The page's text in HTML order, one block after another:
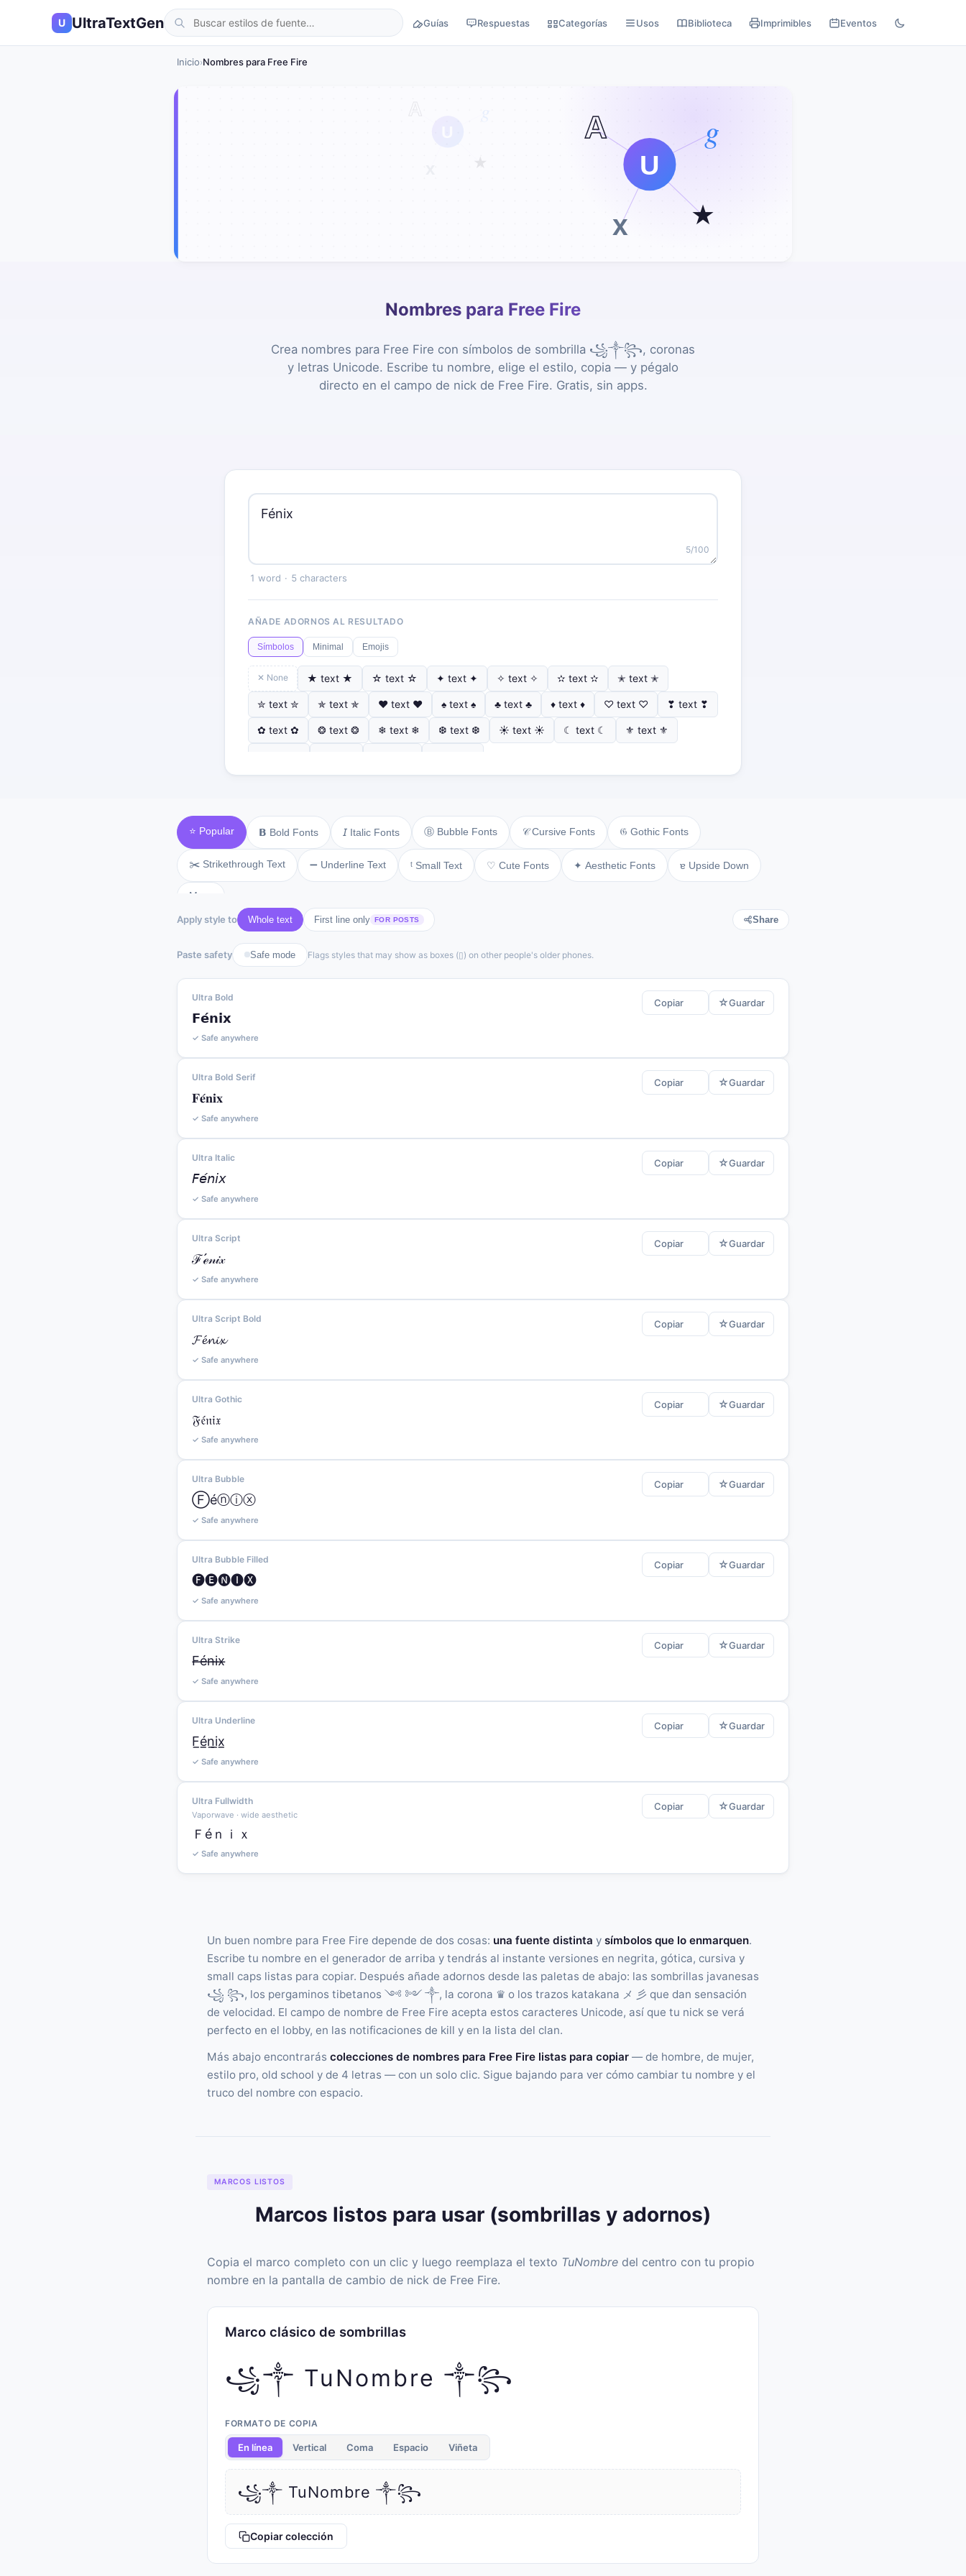
U UltraTextGen Guías Respuestas Categorías Usos Biblioteca Imprimibles Eventos
Inicio›Nombres para Free Fire
Nombres para Free Fire
Crea nombres para Free Fire con símbolos de sombrilla ꧁༒꧂, coronas
y letras Unicode. Escribe tu nombre, elige el estilo, copia — y pégalo
directo en el campo de nick de Free Fire. Gratis, sin apps.
5/100
1 word · 5 characters
AÑADE ADORNOS AL RESULTADO
Símbolos Minimal Emojis
✕ None ★ text ★ ☆ text ☆ ✦ text ✦ ✧ text ✧ ✫ text ✫ ✭ text ✭
✮ text ✮ ✯ text ✯ ♥ text ♥ ♠ text ♠ ♣ text ♣ ♦ text ♦ ♡ text ♡ ❣ text ❣
✿ text ✿ ❂ text ❂ ❄ text ❄ ❆ text ❆ ☀ text ☀ ☾ text ☾ ⚜ text ⚜
⭐ Popular 𝗕 Bold Fonts 𝘐 Italic Fonts Ⓑ Bubble Fonts 𝒞 Cursive Fonts 𝔊 Gothic Fonts
✂️ Strikethrough Text ➖ Underline Text ᵗ Small Text ♡ Cute Fonts ✦ Aesthetic Fonts ɐ Upside Down
More
Apply style to Whole text First line only FOR POSTS Share
Paste safety Safe mode Flags styles that may show as boxes (▯) on other people's older phones.
Ultra Bold
𝗙𝗲́𝗻𝗶𝘅
✓ Safe anywhere
Copiar ☆Guardar
Ultra Bold Serif
𝐅𝐞́𝐧𝐢𝐱
✓ Safe anywhere
Copiar ☆Guardar
Ultra Italic
𝘍𝘦́𝘯𝘪𝘹
✓ Safe anywhere
Copiar ☆Guardar
Ultra Script
ℱℯ́𝓃𝒾𝓍
✓ Safe anywhere
Copiar ☆Guardar
Ultra Script Bold
𝓕𝓮́𝓷𝓲𝔁
✓ Safe anywhere
Copiar ☆Guardar
Ultra Gothic
𝔉𝔢́𝔫𝔦𝔵
✓ Safe anywhere
Copiar ☆Guardar
Ultra Bubble
Ⓕéⓝⓘⓧ
✓ Safe anywhere
Copiar ☆Guardar
Ultra Bubble Filled
🅕🅔́🅝🅘🅧
✓ Safe anywhere
Copiar ☆Guardar
Ultra Strike
F̶é̶n̶i̶x̶
✓ Safe anywhere
Copiar ☆Guardar
Ultra Underline
F̲é̲n̲i̲x̲
✓ Safe anywhere
Copiar ☆Guardar
Ultra Fullwidth
Vaporwave · wide aesthetic
Ｆéｎｉｘ
✓ Safe anywhere
Copiar ☆Guardar
Un buen nombre para Free Fire depende de dos cosas: una fuente distinta y símbolos que lo enmarquen.
Escribe tu nombre en el generador de arriba y tendrás al instante versiones en negrita, gótica, cursiva y
small caps listas para copiar. Después añade adornos desde las paletas de abajo: las sombrillas javanesas
꧁ ꧂, los pergaminos tibetanos ༺ ༻ ༒, la corona ♛ o los trazos katakana メ 彡 que dan sensación
de velocidad. El campo de nombre de Free Fire acepta estos caracteres Unicode, así que tu nick se verá
perfecto en el lobby, en las notificaciones de kill y en la lista del clan.
Más abajo encontrarás colecciones de nombres para Free Fire listas para copiar — de hombre, de mujer,
estilo pro, old school y de 4 letras — con un solo clic. Sigue bajando para ver cómo cambiar tu nombre y el
truco del nombre con espacio.
MARCOS LISTOS
Marcos listos para usar (sombrillas y adornos)
Copia el marco completo con un clic y luego reemplaza el texto TuNombre del centro con tu propio
nombre en la pantalla de cambio de nick de Free Fire.
Marco clásico de sombrillas
꧁༒ TuNombre ༒꧂
FORMATO DE COPIA
En línea Vertical Coma Espacio Viñeta
꧁༒ TuNombre ༒꧂
Copiar colección